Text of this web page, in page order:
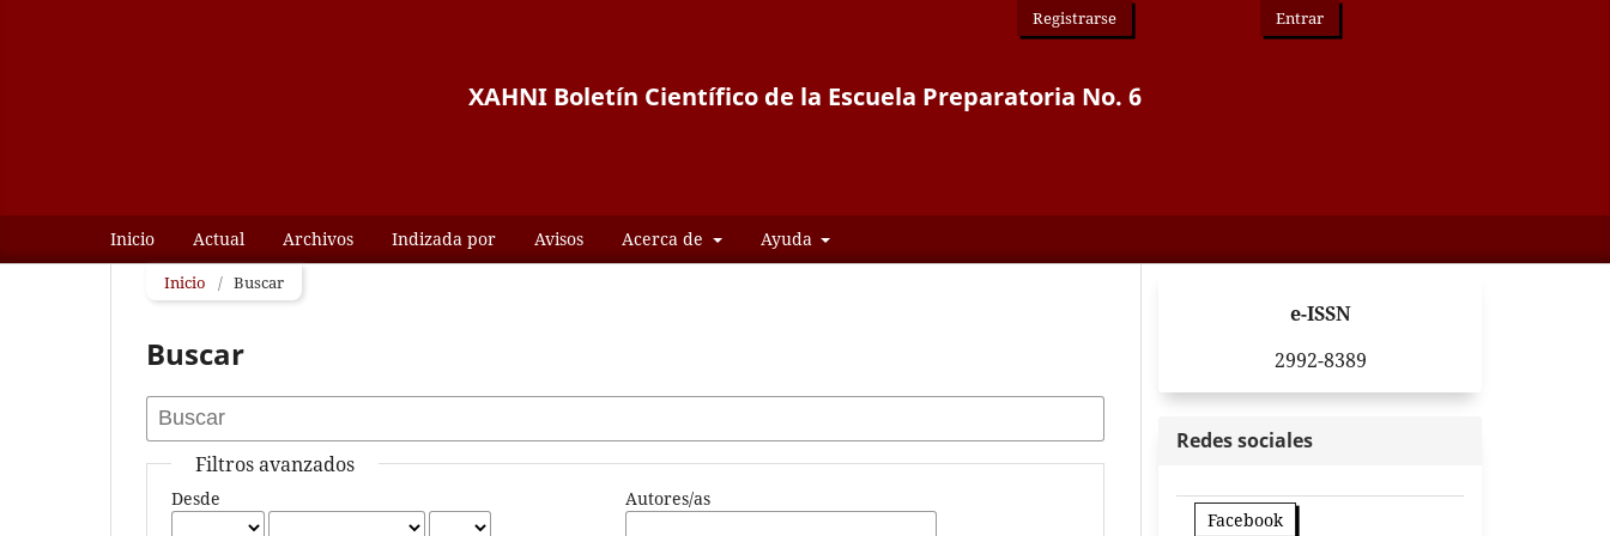
XAHNI Boletín Científico de la Escuela Preparatoria No. 6
Inicio Actual Archivos Indizada por Avisos Acerca de Ayuda
Registrarse Entrar
Inicio / Buscar
Buscar
Filtros avanzados
Desde Autores/as
e-ISSN
2992-8389
Redes sociales
Facebook